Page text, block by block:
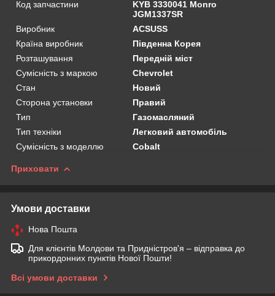
Код запчастини
KYB 3330041 Monro
JGM1337SR
Виробник
ACSUSS
Країна виробник
Південна Корея
Розташування
Передній міст
Сумісність з маркою
Chevrolet
Стан
Новий
Сторона установки
Правий
Тип
Газомасляний
Тип техніки
Легковий автомобіль
Сумісність з моделлю
Cobalt
Приховати
Умови доставки
Нова Пошта
Для клієнтів Молдови та Придністров'я – відправка до
прикордонних пунктів Нової Пошти!
Всі умови доставки